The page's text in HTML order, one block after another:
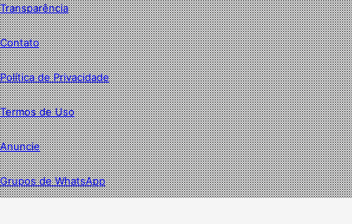
Transparência
Contato
Política de Privacidade
Termos de Uso
Anuncie
Grupos de WhatsApp